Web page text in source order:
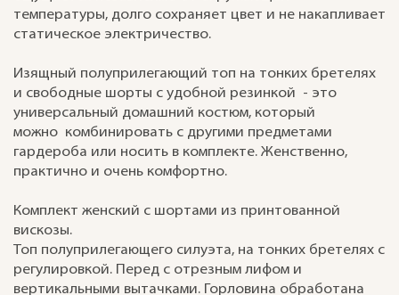
температуры, долго сохраняет цвет и не накапливает
статическое электричество.
Изящный полуприлегающий топ на тонких бретелях
и свободные шорты с удобной резинкой - это
универсальный домашний костюм, который
можно комбинировать с другими предметами
гардероба или носить в комплекте. Женственно,
практично и очень комфортно.
Комплект женский с шортами из принтованной
вискозы.
Топ полуприлегающего силуэта, на тонких бретелях с
регулировкой. Перед с отрезным лифом и
вертикальными вытачками. Горловина обработана